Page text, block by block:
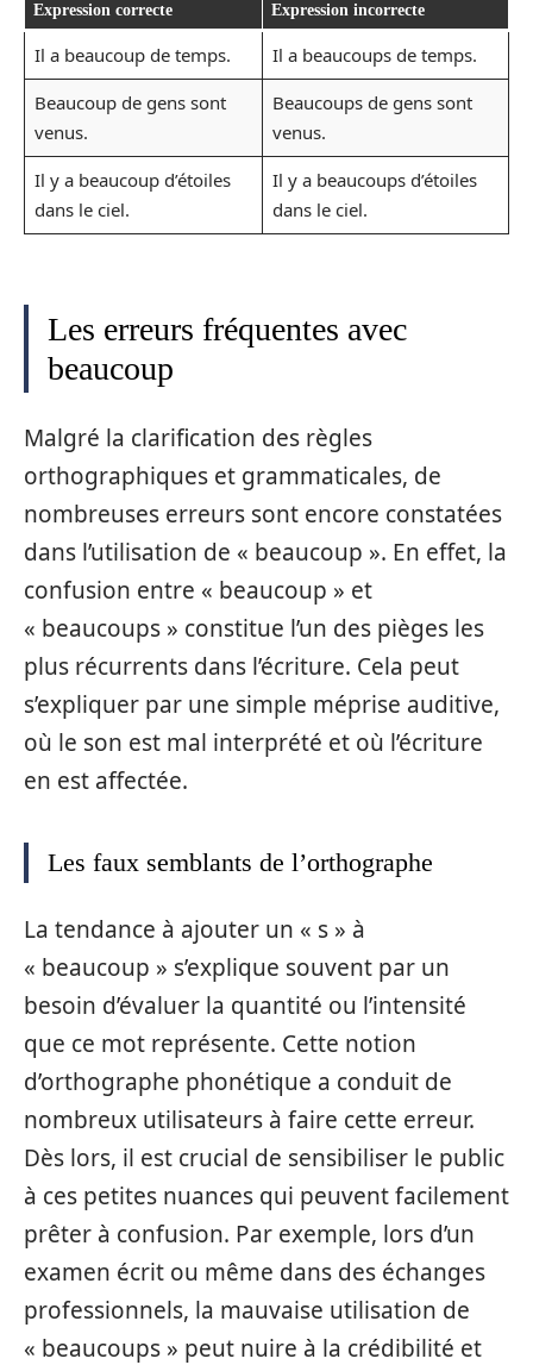
Expression correcte Expression incorrecte
Il a beaucoup de temps.
Il a beaucoups de temps.
Beaucoup de gens sont
venus.
Beaucoups de gens sont
venus.
Il y a beaucoup d’étoiles
dans le ciel.
Il y a beaucoups d’étoiles
dans le ciel.
Les erreurs fréquentes avec
beaucoup
Malgré la clarification des règles
orthographiques et grammaticales, de
nombreuses erreurs sont encore constatées
dans l’utilisation de « beaucoup ». En effet, la
confusion entre « beaucoup » et
« beaucoups » constitue l’un des pièges les
plus récurrents dans l’écriture. Cela peut
s’expliquer par une simple méprise auditive,
où le son est mal interprété et où l’écriture
en est affectée.
Les faux semblants de l’orthographe
La tendance à ajouter un « s » à
« beaucoup » s’explique souvent par un
besoin d’évaluer la quantité ou l’intensité
que ce mot représente. Cette notion
d’orthographe phonétique a conduit de
nombreux utilisateurs à faire cette erreur.
Dès lors, il est crucial de sensibiliser le public
à ces petites nuances qui peuvent facilement
prêter à confusion. Par exemple, lors d’un
examen écrit ou même dans des échanges
professionnels, la mauvaise utilisation de
« beaucoups » peut nuire à la crédibilité et